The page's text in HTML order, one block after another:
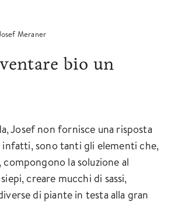
Meraner
bio un
Josef non fornisce una risposta
infatti, sono tanti gli elementi che,
compongono la soluzione al
creare mucchi di sassi,
di piante in testa alla gran